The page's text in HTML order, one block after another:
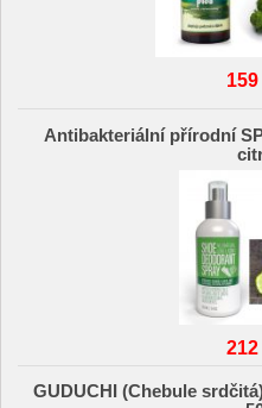
Antibakteriální přírodní
GUDUCHI (Chebule